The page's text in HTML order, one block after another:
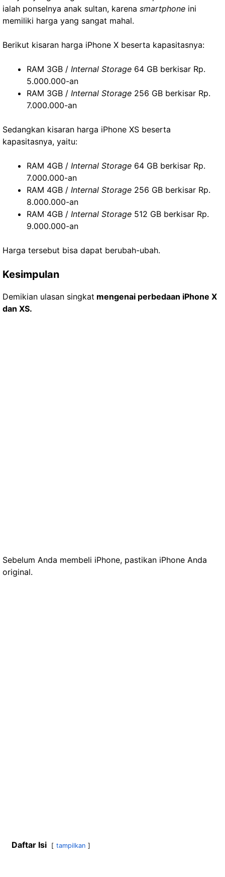
ialah ponselnya anak sultan, karena smartphone ini
memiliki harga yang sangat mahal.
Berikut kisaran harga iPhone X beserta kapasitasnya:
RAM 3GB / Internal Storage 64 GB berkisar Rp.
5.000.000-an
RAM 3GB / Internal Storage 256 GB berkisar Rp.
7.000.000-an
Sedangkan kisaran harga iPhone XS beserta
kapasitasnya, yaitu:
RAM 4GB / Internal Storage 64 GB berkisar Rp.
7.000.000-an
RAM 4GB / Internal Storage 256 GB berkisar Rp.
8.000.000-an
RAM 4GB / Internal Storage 512 GB berkisar Rp.
9.000.000-an
Harga tersebut bisa dapat berubah-ubah.
Kesimpulan
Demikian ulasan singkat mengenai perbedaan iPhone X
dan XS.
Sebelum Anda membeli iPhone, pastikan iPhone Anda
original.
Daftar Isi tampilkan